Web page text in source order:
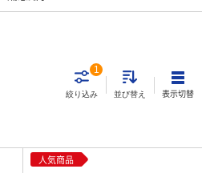
絞り込み
1
並び替え 表示切替
人気商品